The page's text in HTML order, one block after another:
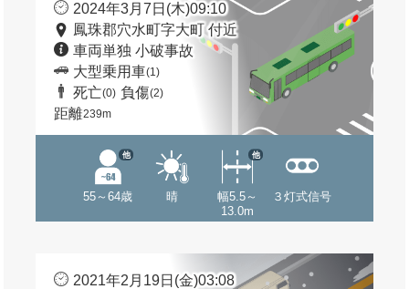
2024年3月7日(木)09:10
鳳珠郡穴水町字大町 付近
車両単独 小破事故
大型乗用車(1)
死亡(0) 負傷(2)
距離239m
55～64歳
他
晴
幅5.5～
13.0m
他
３灯式信号
2021年2月19日(金)03:08